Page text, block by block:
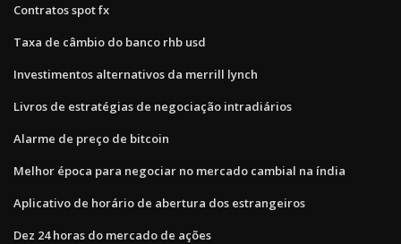
Contratos spot fx
Taxa de câmbio do banco rhb usd
Investimentos alternativos da merrill lynch
Livros de estratégias de negociação intradiários
Alarme de preço de bitcoin
Melhor época para negociar no mercado cambial na índia
Aplicativo de horário de abertura dos estrangeiros
Dez 24 horas do mercado de ações